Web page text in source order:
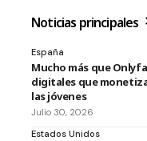
Noticias principales
España
Mucho más que
digitales que
las jóvenes
Julio 30, 2026
Estados Unidos